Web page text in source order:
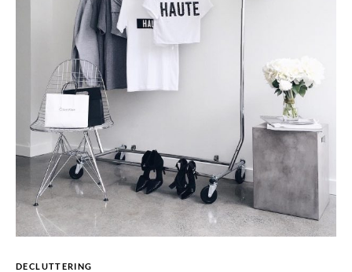
DECLUTTERING